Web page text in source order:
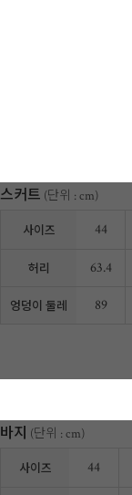
스커트 (단위 : cm)
사이즈 44
허리 63.4
엉덩이 둘레 89
바지 (단위 : cm)
사이즈 44